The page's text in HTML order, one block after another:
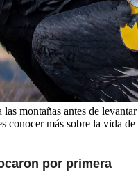
montañas antes de
conocer más sobre la vida
por primera